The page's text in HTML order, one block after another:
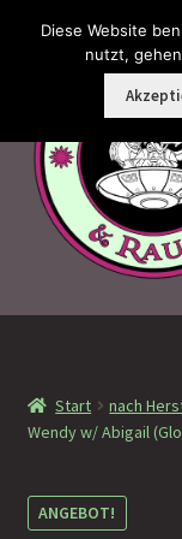
Zur
Navigation
Zum
Faramotos
MagicCon Münzen
Start nach
Wendy w/ Abigail
ANGEBOT!
Diese Website
nutzt,